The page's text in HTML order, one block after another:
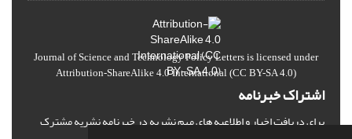
Journal of Science and Technology Policy Letters is licensed under
Attribution-ShareAlike 4.0 International (CC BY-SA 4.0)
اشتراک خبرنامه
برای دریافت اخبار و اطلاعیه های مهم نشریه در خبرنامه نشریه مشترک